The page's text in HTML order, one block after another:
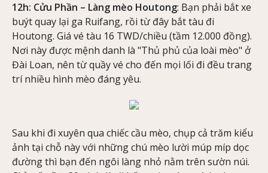
12h: Cửu Phần – Làng mèo Houtong: Bạn phải bắt xe
buýt quay lại ga Ruifang, rồi từ đây bắt tàu đi
Houtong. Giá vé tàu 16 TWD/chiều (tầm 12.000 đồng).
Nơi này được mệnh danh là "Thủ phủ của loài mèo" ở
Đài Loan, nên từ quầy vé cho đến mọi lối đi đều trang
trí nhiều hình mèo đáng yêu.
Sau khi đi xuyên qua chiếc cầu mèo, chụp cả trăm kiểu
ảnh tại chỗ này với những chú mèo lười múp míp dọc
đường thì bạn đến ngôi làng nhỏ nằm trên sườn núi.